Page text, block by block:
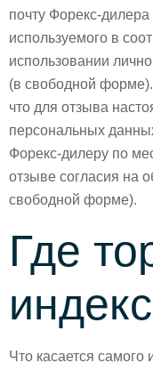
почту Форекс-дилера
используемого в
использовании
(в свободной
что для отзыва
персональных
Форекс-дилеру по
отзыве согласия на
свободной форме).
Где
индекс
Что касается самого